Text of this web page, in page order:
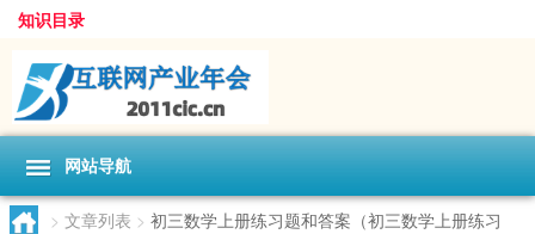
知识目录
网站导航
> 文章列表 > 初三数学上册练习题和答案（初三数学上册练习